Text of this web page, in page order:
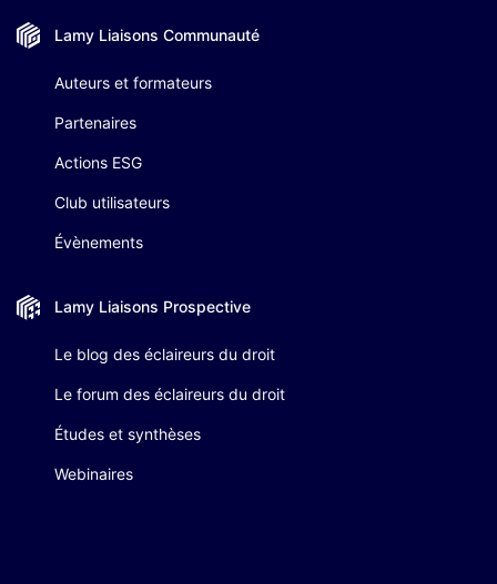
Lamy Liaisons Communauté
Auteurs et formateurs
Partenaires
Actions ESG
Club utilisateurs
Évènements
Lamy Liaisons Prospective
Le blog des éclaireurs du droit
Le forum des éclaireurs du droit
Études et synthèses
Webinaires